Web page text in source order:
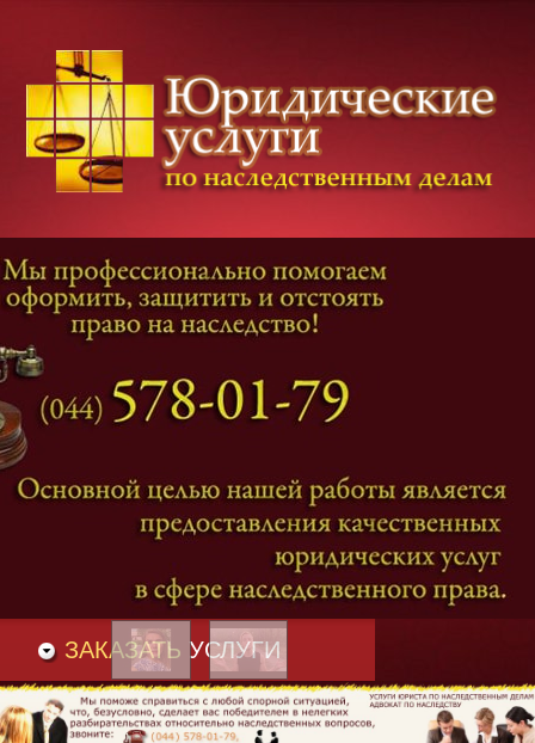
Категории дел
Наследование и Завещание
Оформление наследства
Оспаривание наследства
Адвокат наследственные дела
и Вакансии
ЗАКАЗАТЬ УСЛУГИ